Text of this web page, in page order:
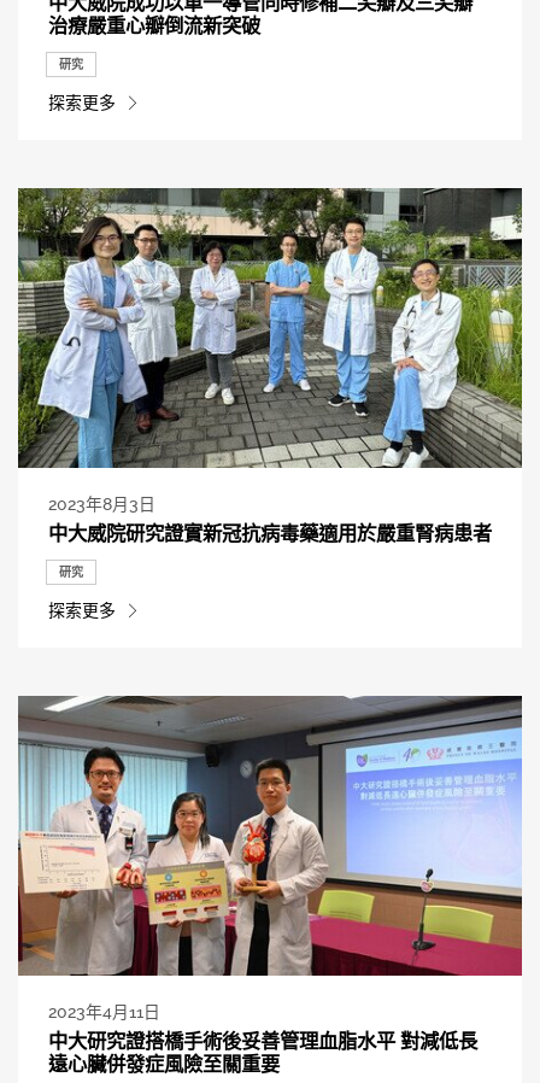
治療嚴重心瓣倒流新突破
研究
探索更多
2023年8月3日
中大威院研究證實新冠抗病毒藥適用於嚴重腎病患者
研究
探索更多
2023年4月11日
中大研究證搭橋手術後妥善管理血脂水平 對減低長
遠心臟併發症風險至關重要